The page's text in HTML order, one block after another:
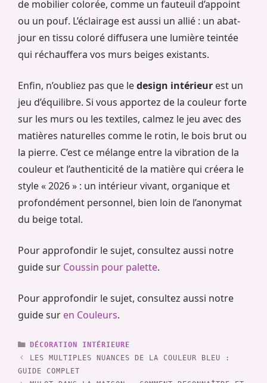
de mobilier colorée, comme un fauteuil d’appoint
ou un pouf. L’éclairage est aussi un allié : un abat-
jour en tissu coloré diffusera une lumière teintée
qui réchauffera vos murs beiges existants.
Enfin, n’oubliez pas que ledesign intérieur est un
jeu d’équilibre. Si vous apportez de la couleur forte
sur les murs ou les textiles, calmez le jeu avec des
matières naturelles comme le rotin, le bois brut ou
la pierre. C’est ce mélange entre la vibration de la
couleur et l’authenticité de la matière qui créera le
style « 2026 » : un intérieur vivant, organique et
profondément personnel, bien loin de l’anonymat
du beige total.
Pour approfondir le sujet, consultez aussi notre
guide sur Coussin pour palette.
Pour approfondir le sujet, consultez aussi notre
guide sur en Couleurs.
CATÉGORIES
DÉCORATION INTÉRIEURE
LES MULTIPLES NUANCES DE LA COULEUR BLEU :
GUIDE COMPLET